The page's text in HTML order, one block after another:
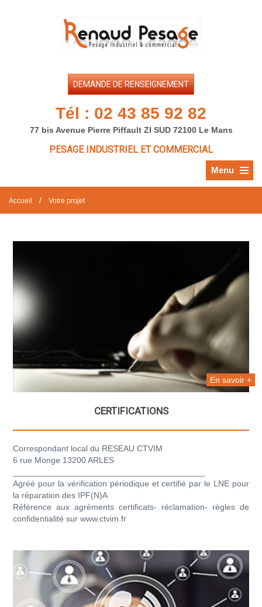
DEMANDE DE RENSEIGNEMENT
Tél : 02 43 85 92 82
77 bis Avenue Pierre Piffault ZI SUD 72100 Le Mans
PESAGE INDUSTRIEL ET COMMERCIAL
Menu
Accueil / Votre projet
En savoir +
CERTIFICATIONS
Correspondant local du RESEAU CTVIM
6 rue Monge 13200 ARLES
Agréé pour la vérification périodique et certifié par le LNE pour
la réparation des IPF(N)A
Référence aux agréments certificats- réclamation- règles de
confidentialité sur www.ctvim.fr